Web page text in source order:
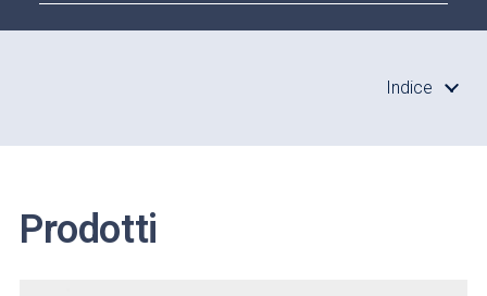
Indice
Prodotti